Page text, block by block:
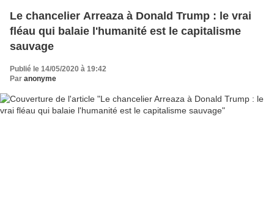
Le chancelier Arreaza à Donald Trump : le vrai
fléau qui balaie l'humanité est le capitalisme
sauvage
Publié le 14/05/2020 à 19:42
Par anonyme